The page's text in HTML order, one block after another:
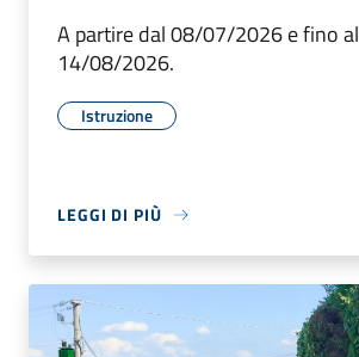
A partire dal 08/07/2026 e fino al
14/08/2026.
Istruzione
LEGGI DI PIÙ